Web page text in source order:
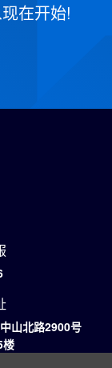
在开始!
山北路2900号
楼